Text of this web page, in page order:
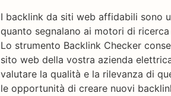
I backlink da siti web affidabili sono
quanto segnalano ai motori di
Lo strumento Backlink Checker
sito web della vostra azienda
valutare la qualità e la rilevanza di
le opportunità di creare nuovi